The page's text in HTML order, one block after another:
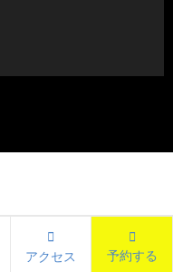
アクセス
予約する